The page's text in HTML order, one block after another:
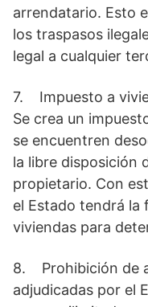
arrendatario. Esto
los traspasos
legal a cualquier
7. Impuesto a
Se crea un
se encuentren
la libre disposición
propietario. Con
el Estado tendrá la
viviendas para
8. Prohibición de
adjudicadas por el